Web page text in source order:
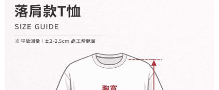
３．未成年的使用者請事先徵得法定代理人或監護人之同意方可使用
「AFTEE先享後付」，若未經同意申辦者引起之損失，本公司不負相關責
４．使用「AFTEE先享後付」時，將依據個別帳號之用戶狀況，依本公司即
時審查核予不同之上限額度；若仍有額度不足之情形，本公司將視審查結果
５．嚴禁一人註冊多個帳號或使用他人資訊註冊。若發現惡意使用之情形，
恩沛科技股份有限公司將有權停止該用戶之使用額度並採取法律行動。